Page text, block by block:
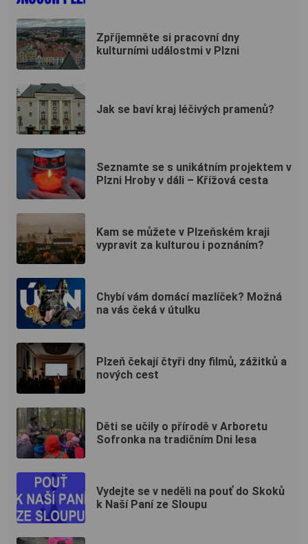
Zpříjemněte si pracovní dny
kulturními událostmi v Plzni
Jak se baví kraj léčivých pramenů?
Seznamte se s unikátním projektem v
Plzni Hroby v dáli – Křížová cesta
Kam se můžete v Plzeňském kraji
vypravit za kulturou i poznáním?
Chybí vám domácí mazlíček? Možná
na vás čeká v útulku
Plzeň čekají čtyři dny filmů, zážitků a
nových cest
Děti se učily o přírodě v Arboretu
Sofronka na tradičním Dni lesa
Vydejte se v neděli na pouť do Skoků
k Naší Paní ze Sloupu